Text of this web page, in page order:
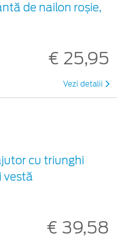
de nailon roșie,
€ 25,95
Vezi detalii
cu triunghi
vestă
€ 39,58